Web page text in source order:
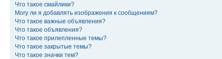
Что такое смайлики?
Могу ли я добавлять изображения к сообщениям?
Что такое важные объявления?
Что такое объявления?
Что такое прилепленные темы?
Что такое закрытые темы?
Что такое значки тем?